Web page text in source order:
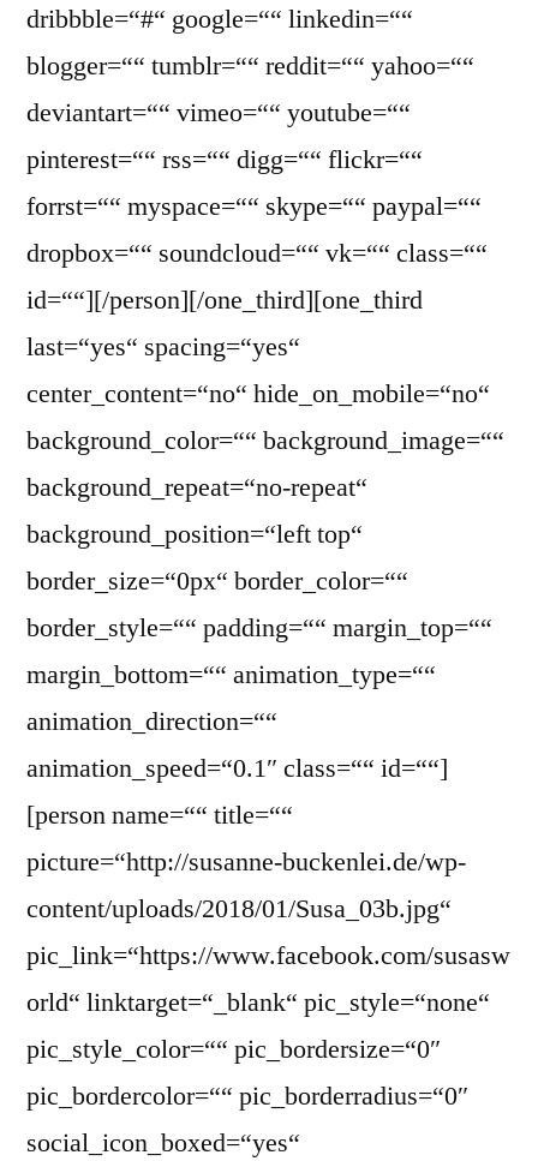
dribbble=“#“ google=““ linkedin=““
blogger=““ tumblr=““ reddit=““ yahoo=““
deviantart=““ vimeo=““ youtube=““
pinterest=““ rss=““ digg=““ flickr=““
forrst=““ myspace=““ skype=““ paypal=““
dropbox=““ soundcloud=““ vk=““ class=““
id=““][/person][/one_third][one_third
last=“yes“ spacing=“yes“
center_content=“no“ hide_on_mobile=“no“
background_color=““ background_image=““
background_repeat=“no-repeat“
background_position=“left top“
border_size=“0px“ border_color=““
border_style=““ padding=““ margin_top=““
margin_bottom=““ animation_type=““
animation_direction=““
animation_speed=“0.1″ class=““ id=““]
[person name=““ title=““
picture=“http://susanne-buckenlei.de/wp-
content/uploads/2018/01/Susa_03b.jpg“
pic_link=“https://www.facebook.com/susasw
orld“ linktarget=“_blank“ pic_style=“none“
pic_style_color=““ pic_bordersize=“0″
pic_bordercolor=““ pic_borderradius=“0″
social_icon_boxed=“yes“